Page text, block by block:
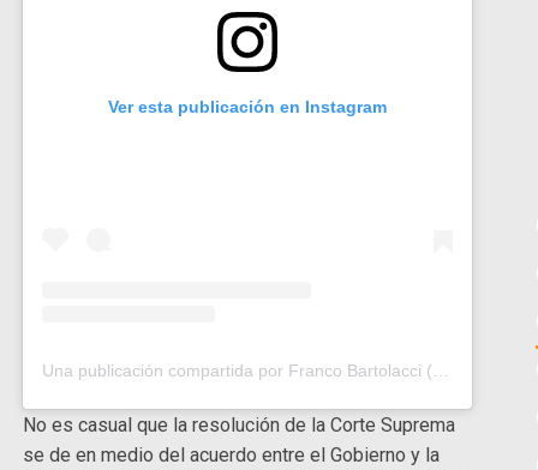
Ver esta publicación en Instagram
Una publicación compartida por Franco Bartolacci (@f.bartolacci)
No es casual que la resolución de la Corte Suprema
se de en medio del acuerdo entre el Gobierno y la